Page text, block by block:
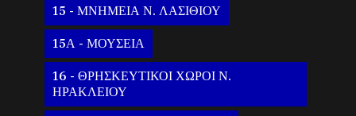
15 - ΜΝΗΜΕΙΑ Ν. ΛΑΣΙΘΙΟΥ
15Α - ΜΟΥΣΕΙΑ
16 - ΘΡΗΣΚΕΥΤΙΚΟΙ ΧΩΡΟΙ Ν.
ΗΡΑΚΛΕΙΟΥ